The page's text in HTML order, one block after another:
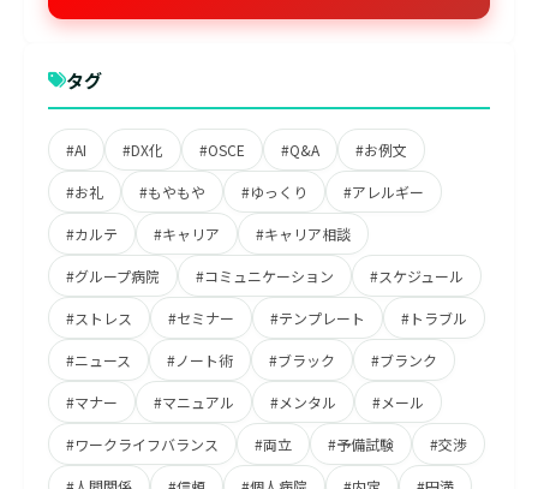
タグ
#AI #DX化 #OSCE #Q&A #お例文
#お礼 #もやもや #ゆっくり #アレルギー
#カルテ #キャリア #キャリア相談
#グループ病院 #コミュニケーション #スケジュール
#ストレス #セミナー #テンプレート #トラブル
#ニュース #ノート術 #ブラック #ブランク
#マナー #マニュアル #メンタル #メール
#ワークライフバランス #両立 #予備試験 #交渉